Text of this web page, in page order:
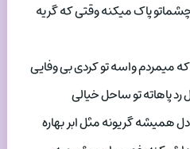
پاک میکنه وقتی که گریه
میمردم واسه تو کردی بی وفایی
رد پاهاته تو ساحل خیالی
همیشه گریونه مثل ابر بهاره